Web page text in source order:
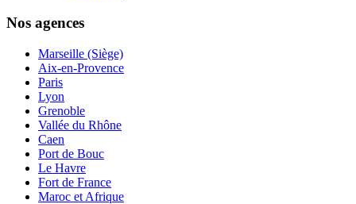
Nos agences
Marseille (Siège)
Aix-en-Provence
Paris
Lyon
Grenoble
Vallée du Rhône
Caen
Port de Bouc
Le Havre
Fort de France
Maroc et Afrique